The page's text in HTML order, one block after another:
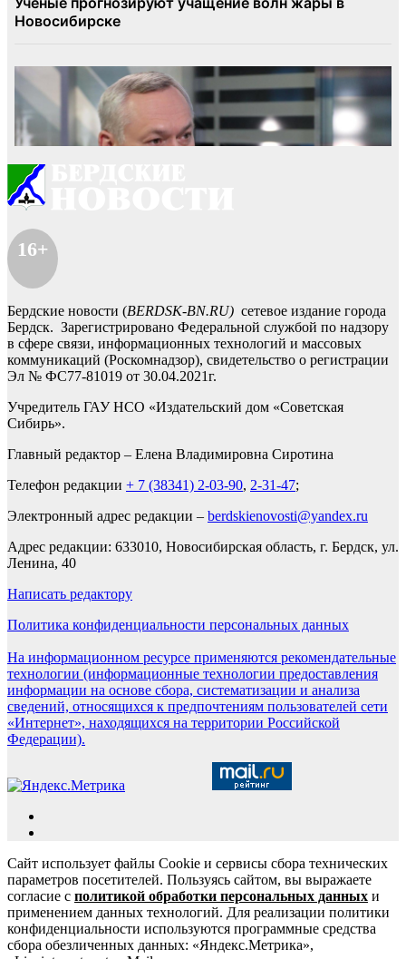
16+
Бердские новости (BERDSK-BN.RU) сетевое издание города
Бердск. Зарегистрировано Федеральной службой по надзору
в сфере связи, информационных технологий и массовых
коммуникаций (Роскомнадзор), свидетельство о регистрации
Эл № ФС77-81019 от 30.04.2021г.
Учредитель ГАУ НСО «Издательский дом «Советская
Сибирь».
Главный редактор – Елена Владимировна Сиротина
Телефон редакции + 7 (38341) 2-03-90, 2-31-47;
Электронный адрес редакции – berdskienovosti@yandex.ru
Адрес редакции: 633010, Новосибирская область, г. Бердск, ул.
Ленина, 40
Написать редактору
Политика конфиденциальности персональных данных
На информационном ресурсе применяются рекомендательные
технологии (информационные технологии предоставления
информации на основе сбора, систематизации и анализа
сведений, относящихся к предпочтениям пользователей сети
«Интернет», находящихся на территории Российской
Федерации).
Сайт использует файлы Cookie и сервисы сбора технических
параметров посетителей. Пользуясь сайтом, вы выражаете
согласие с политикой обработки персональных данных и
применением данных технологий. Для реализации политики
конфиденциальности используются программные средства
сбора обезличенных данных: «Яндекс.Метрика»,